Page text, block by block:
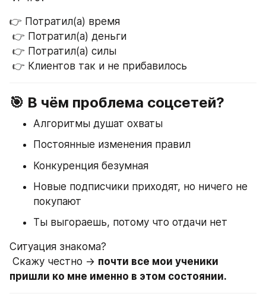
👉 Потратил(а) время
👉 Потратил(а) деньги
👉 Потратил(а) силы
👉 Клиентов так и не прибавилось
🎯 В чём проблема соцсетей?
Алгоритмы душат охваты
Постоянные изменения правил
Конкуренция безумная
Новые подписчики приходят, но ничего не
покупают
Ты выгораешь, потому что отдачи нет
Ситуация знакома?
Скажу честно → почти все мои ученики
пришли ко мне именно в этом состоянии.